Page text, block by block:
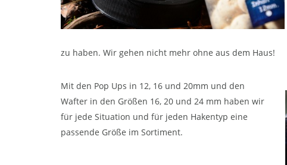
zu haben. Wir gehen nicht mehr ohne aus dem Haus!
Mit den Pop Ups in 12, 16 und 20mm und den
Wafter in den Größen 16, 20 und 24 mm haben wir
für jede Situation und für jeden Hakentyp eine
passende Größe im Sortiment.